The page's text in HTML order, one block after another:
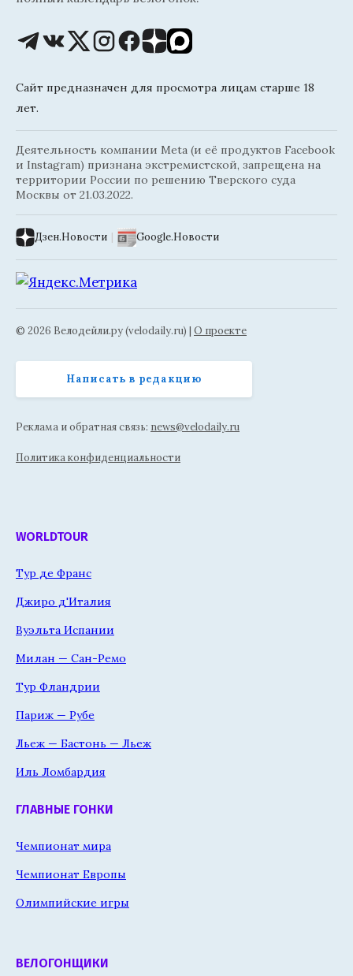
Сайт предназначен для просмотра лицам старше 18
лет.
Деятельность компании Meta (и её продуктов Facebook
и Instagram) признана экстремистской, запрещена на
территории России по решению Тверского суда
Москвы от 21.03.2022.
Дзен.Новости | Google.Новости
© 2026 Велодейли.ру (velodaily.ru) | О проекте
Написать в редакцию
Реклама и обратная связь: news@velodaily.ru
Политика конфиденциальности
WORLDTOUR
Тур де Франс
Джиро д'Италия
Вуэльта Испании
Милан — Сан-Ремо
Тур Фландрии
Париж — Рубе
Льеж — Бастонь — Льеж
Иль Ломбардия
ГЛАВНЫЕ ГОНКИ
Чемпионат мира
Чемпионат Европы
Олимпийские игры
ВЕЛОГОНЩИКИ